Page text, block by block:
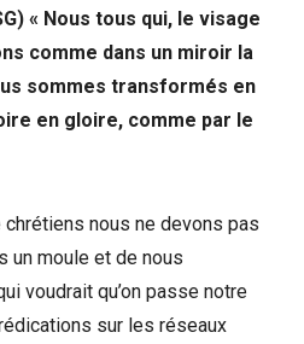
« Nous tous qui, le visage
comme dans un miroir la
sommes transformés en
en gloire, comme par le
chrétiens nous ne devons pas
un moule et de nous
voudrait qu’on passe notre
sur les réseaux